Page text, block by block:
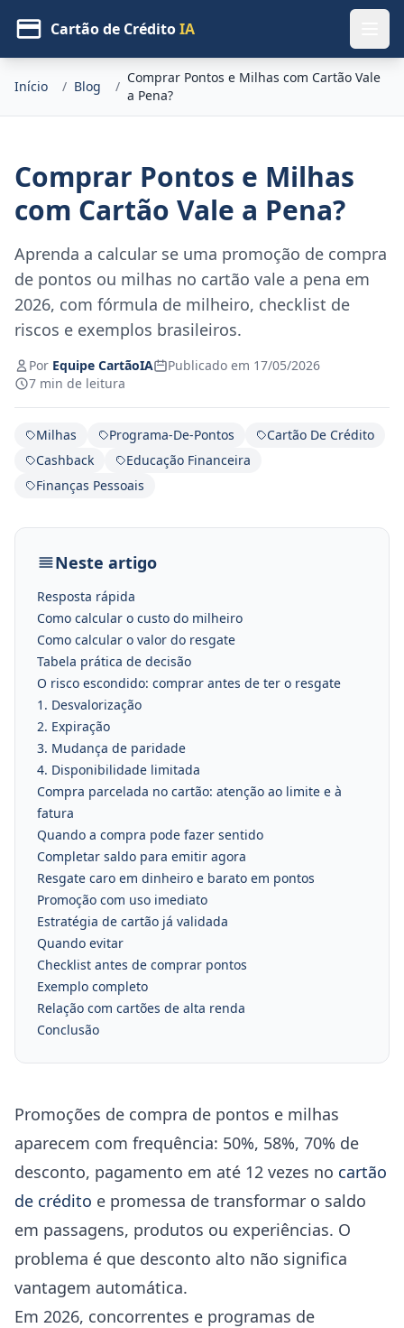
Cartão de CréditoIA
Início / Blog /
Comprar Pontos e Milhas com Cartão Vale
a Pena?
Comprar Pontos e Milhas
com Cartão Vale a Pena?
Aprenda a calcular se uma promoção de compra
de pontos ou milhas no cartão vale a pena em
2026, com fórmula de milheiro, checklist de
riscos e exemplos brasileiros.
Por Equipe CartãoIA
Publicado em 17/05/2026
7 min de leitura
Milhas Programa-De-Pontos
Cartão De Crédito
Cashback
Educação Financeira
Finanças Pessoais
Neste artigo
Resposta rápida
Como calcular o custo do milheiro
Como calcular o valor do resgate
Tabela prática de decisão
O risco escondido: comprar antes de ter o resgate
1. Desvalorização
2. Expiração
3. Mudança de paridade
4. Disponibilidade limitada
Compra parcelada no cartão: atenção ao limite e à
fatura
Quando a compra pode fazer sentido
Completar saldo para emitir agora
Resgate caro em dinheiro e barato em pontos
Promoção com uso imediato
Estratégia de cartão já validada
Quando evitar
Checklist antes de comprar pontos
Exemplo completo
Relação com cartões de alta renda
Conclusão
Promoções de compra de pontos e milhas
aparecem com frequência: 50%, 58%, 70% de
desconto, pagamento em até 12 vezes no cartão
de crédito e promessa de transformar o saldo
em passagens, produtos ou experiências. O
problema é que desconto alto não significa
vantagem automática.
Em 2026, concorrentes e programas de